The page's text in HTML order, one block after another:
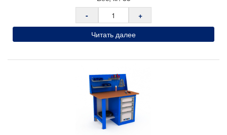
Производитель: Предприятие ДВК
Страна производства: Россия
Импортер в РБ: ООО «ТрастПром»
-
+
Читать далее